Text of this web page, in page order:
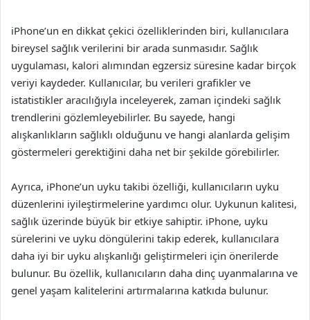
iPhone’un en dikkat çekici özelliklerinden biri, kullanıcılara
bireysel sağlık verilerini bir arada sunmasıdır. Sağlık
uygulaması, kalori alımından egzersiz süresine kadar birçok
veriyi kaydeder. Kullanıcılar, bu verileri grafikler ve
istatistikler aracılığıyla inceleyerek, zaman içindeki sağlık
trendlerini gözlemleyebilirler. Bu sayede, hangi
alışkanlıkların sağlıklı olduğunu ve hangi alanlarda gelişim
göstermeleri gerektiğini daha net bir şekilde görebilirler.
Ayrıca, iPhone’un uyku takibi özelliği, kullanıcıların uyku
düzenlerini iyileştirmelerine yardımcı olur. Uykunun kalitesi,
sağlık üzerinde büyük bir etkiye sahiptir. iPhone, uyku
sürelerini ve uyku döngülerini takip ederek, kullanıcılara
daha iyi bir uyku alışkanlığı geliştirmeleri için önerilerde
bulunur. Bu özellik, kullanıcıların daha dinç uyanmalarına ve
genel yaşam kalitelerini artırmalarına katkıda bulunur.